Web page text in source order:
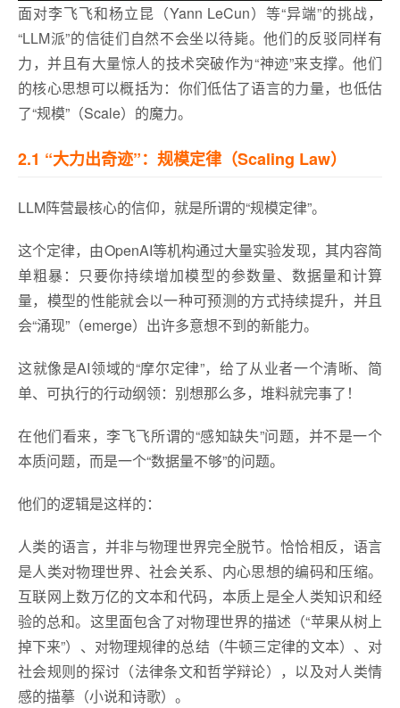
面对李飞飞和杨立昆（Yann LeCun）等“异端”的挑战，
“LLM派”的信徒们自然不会坐以待毙。他们的反驳同样有
力，并且有大量惊人的技术突破作为“神迹”来支撑。他们
的核心思想可以概括为：你们低估了语言的力量，也低估
了“规模”（Scale）的魔力。
2.1 “大力出奇迹”：规模定律（Scaling Law）
LLM阵营最核心的信仰，就是所谓的“规模定律”。
这个定律，由OpenAI等机构通过大量实验发现，其内容简
单粗暴：只要你持续增加模型的参数量、数据量和计算
量，模型的性能就会以一种可预测的方式持续提升，并且
会“涌现”（emerge）出许多意想不到的新能力。
这就像是AI领域的“摩尔定律”，给了从业者一个清晰、简
单、可执行的行动纲领：别想那么多，堆料就完事了！
在他们看来，李飞飞所谓的“感知缺失”问题，并不是一个
本质问题，而是一个“数据量不够”的问题。
他们的逻辑是这样的：
人类的语言，并非与物理世界完全脱节。恰恰相反，语言
是人类对物理世界、社会关系、内心思想的编码和压缩。
互联网上数万亿的文本和代码，本质上是全人类知识和经
验的总和。这里面包含了对物理世界的描述（“苹果从树上
掉下来”）、对物理规律的总结（牛顿三定律的文本）、对
社会规则的探讨（法律条文和哲学辩论），以及对人类情
感的描摹（小说和诗歌）。